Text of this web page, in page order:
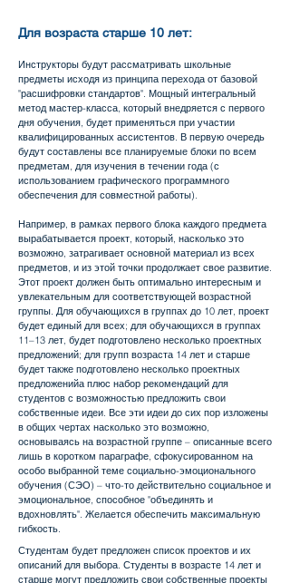
Для возраста старше 10 лет:
Инструкторы будут рассматривать школьные
предметы исходя из принципа перехода от базовой
"расшифровки стандартов". Мощный интегральный
метод мастер-класса, который внедряется с первого
дня обучения, будет применяться при участии
квалифицированных ассистентов. В первую очередь
будут составлены все планируемые блоки по всем
предметам, для изучения в течении года (с
использованием графического программного
обеспечения для совместной работы).
Например, в рамках первого блока каждого предмета
вырабатывается проект, который, насколько это
возможно, затрагивает основной материал из всех
предметов, и из этой точки продолжает свое развитие.
Этот проект должен быть оптимально интересным и
увлекательным для соответствующей возрастной
группы. Для обучающихся в группах до 10 лет, проект
будет единый для всех; для обучающихся в группах
11–13 лет, будет подготовлено несколько проектных
предложений; для групп возраста 14 лет и старше
будет также подготовлено несколько проектных
предложенийа плюс набор рекомендаций для
студентов с возможностью предложить свои
собственные идеи. Все эти идеи до сих пор изложены
в общих чертах насколько это возможно,
основываясь на возрастной группе – описанные всего
лишь в коротком параграфе, сфокусированном на
особо выбранной теме социально-эмоционального
обучения (СЭО) – что-то действительно социальное и
эмоциональное, способное "объединять и
вдохновлять". Желается обеспечить максимальную
гибкость.
Студентам будет предложен список проектов и их
описаний для выбора. Студенты в возрасте 14 лет и
старше могут предложить свои собственные проекты